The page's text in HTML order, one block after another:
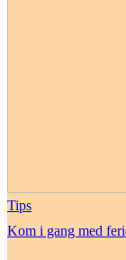
Tips
Kom i gang med